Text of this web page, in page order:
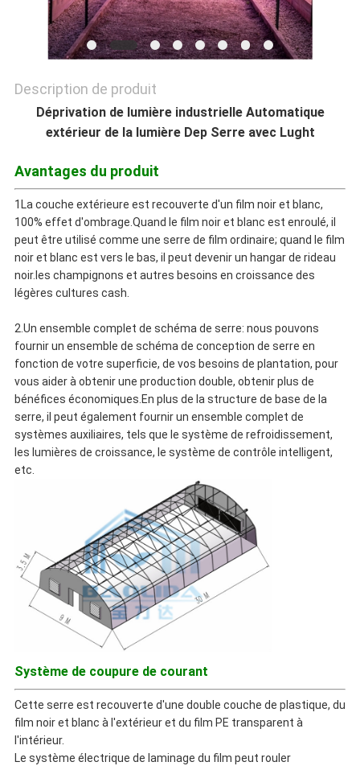
MATIÈRE
PROTECTION
LA
VIE
PRIVÉE
Description de produit
Déprivation de lumière industrielle Automatique
extérieur de la lumière Dep Serre avec Lught
Avantages du produit
1La couche extérieure est recouverte d'un film noir et blanc,
100% effet d'ombrage.Quand le film noir et blanc est enroulé, il
peut être utilisé comme une serre de film ordinaire; quand le film
noir et blanc est vers le bas, il peut devenir un hangar de rideau
noir.les champignons et autres besoins en croissance des
légères cultures cash.
2.Un ensemble complet de schéma de serre: nous pouvons
fournir un ensemble de schéma de conception de serre en
fonction de votre superficie, de vos besoins de plantation, pour
vous aider à obtenir une production double, obtenir plus de
bénéfices économiques.En plus de la structure de base de la
serre, il peut également fournir un ensemble complet de
systèmes auxiliaires, tels que le système de refroidissement,
les lumières de croissance, le système de contrôle intelligent,
etc.
Système de coupure de courant
Cette serre est recouverte d'une double couche de plastique, du
film noir et blanc à l'extérieur et du film PE transparent à
l'intérieur.
Le système électrique de laminage du film peut rouler